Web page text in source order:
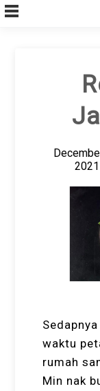
Skip
to
2021
waktu
rumah
Min nak